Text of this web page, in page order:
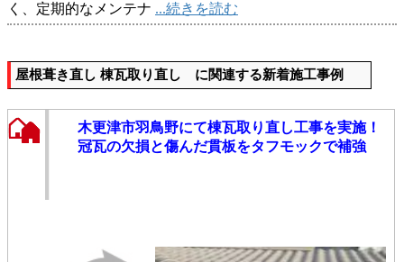
く、定期的なメンテナ ...続きを読む
屋根葺き直し 棟瓦取り直し に関連する新着施工事例
木更津市羽鳥野にて棟瓦取り直し工事を実施！
冠瓦の欠損と傷んだ貫板をタフモックで補強